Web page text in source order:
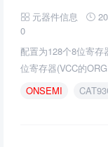
元器件信息
0
配置为128个8位寄存
位寄存器(VCC的ORG
ONSEMI